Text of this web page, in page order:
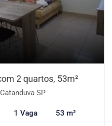
2 quartos, 53m²
SP
1 Vaga 53 m²